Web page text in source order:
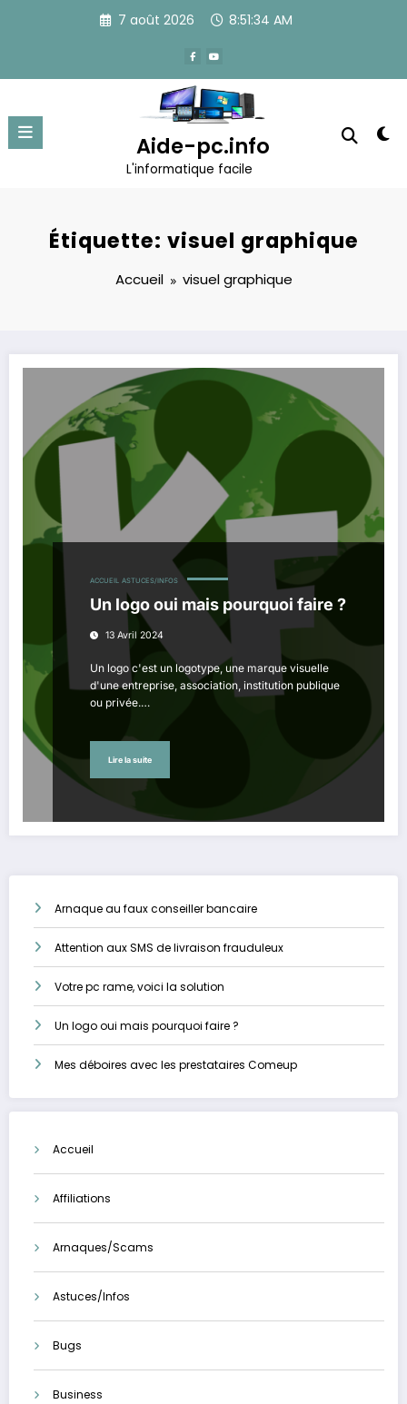
7 août 2026 8:51:35 AM
Aide-pc.info
L'informatique facile
Étiquette: visuel graphique
Accueil visuel graphique
ACCUEIL ASTUCES/INFOS
Un logo oui mais pourquoi faire ?
13 Avril 2024
Un logo c'est un logotype, une marque visuelle
d'une entreprise, association, institution publique
ou privée.…
Lire la suite
Arnaque au faux conseiller bancaire
Attention aux SMS de livraison frauduleux
Votre pc rame, voici la solution
Un logo oui mais pourquoi faire ?
Mes déboires avec les prestataires Comeup
Accueil
Affiliations
Arnaques/Scams
Astuces/Infos
Bugs
Business